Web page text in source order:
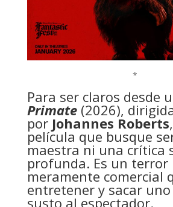
*
Para ser claros desde
Primate(2026),
por Johannes Roberts
película que busque
maestra ni una crítica
profunda. Es un terror
meramente comercial
entretener y sacar
susto al espectador.